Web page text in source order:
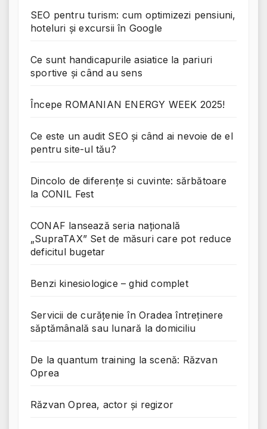
SEO pentru turism: cum optimizezi pensiuni,
hoteluri și excursii în Google
Ce sunt handicapurile asiatice la pariuri
sportive și când au sens
Începe ROMANIAN ENERGY WEEK 2025!
Ce este un audit SEO și când ai nevoie de el
pentru site-ul tău?
Dincolo de diferențe si cuvinte: sărbătoare
la CONIL Fest
CONAF lansează seria națională
„SupraTAX” Set de măsuri care pot reduce
deficitul bugetar
Benzi kinesiologice – ghid complet
Servicii de curățenie în Oradea întreținere
săptămânală sau lunară la domiciliu
De la quantum training la scenă: Răzvan
Oprea
Răzvan Oprea, actor și regizor